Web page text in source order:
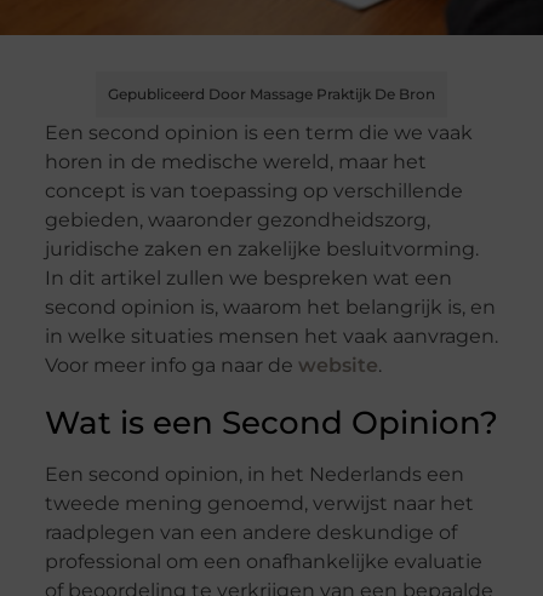
Gepubliceerd Door Massage Praktijk De Bron
Een second opinion is een term die we vaak
horen in de medische wereld, maar het
concept is van toepassing op verschillende
gebieden, waaronder gezondheidszorg,
juridische zaken en zakelijke besluitvorming.
In dit artikel zullen we bespreken wat een
second opinion is, waarom het belangrijk is, en
in welke situaties mensen het vaak aanvragen.
Voor meer info ga naar de website.
Wat is een Second Opinion?
Een second opinion, in het Nederlands een
tweede mening genoemd, verwijst naar het
raadplegen van een andere deskundige of
professional om een onafhankelijke evaluatie
of beoordeling te verkrijgen van een bepaalde